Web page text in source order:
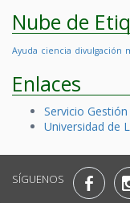
Nube de
Ayuda ciencia divulgación
Enlaces
Servicio
Universidad de
SÍGUENOS